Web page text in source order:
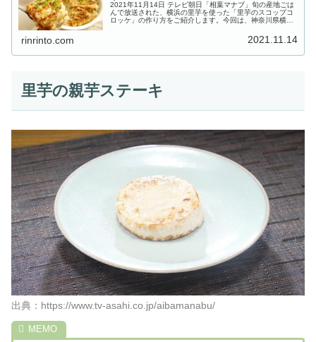
2021年11月14日 テレビ朝日「相葉マナブ」旬の産地ごは
んで放送された、横浜の里芋を使った「里芋のスコップコ
ロッケ」の作り方をご紹介します。今回は、神奈川県横浜
rinrinto.com 2021.11.14
里芋の親芋ステーキ
出典：https://www.tv-asahi.co.jp/aibamanabu/